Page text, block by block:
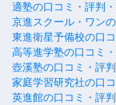
適塾の口コミ・評判
京進スクール・ワン
東進衛星予備校の口
高等進学塾の口コミ
壺溪塾の口コミ・評
家庭学習研究社の口
英進館の口コミ・評